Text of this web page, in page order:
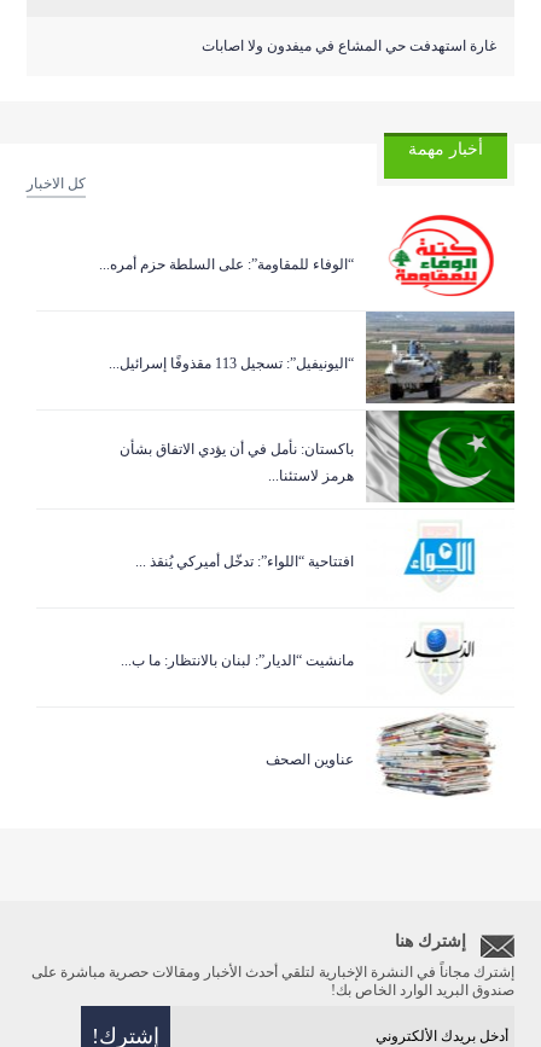
غارة استهدفت حي المشاع في ميفدون ولا اصابات
أخبار مهمة
كل الاخبار
“الوفاء للمقاومة”: على السلطة حزم أمره...
“اليونيفيل”: تسجيل 113 مقذوفًا إسرائيل...
باكستان: نأمل في أن يؤدي الاتفاق بشأن
هرمز لاستئنا...
افتتاحية “اللواء”: تدخّل أميركي يُنقذ ...
مانشيت “الديار”: لبنان بالانتظار: ما ب...
عناوين الصحف
إشترك هنا
إشترك مجاناً في النشرة الإخبارية لتلقي أحدث الأخبار ومقالات حصرية مباشرة على
صندوق البريد الوارد الخاص بك!